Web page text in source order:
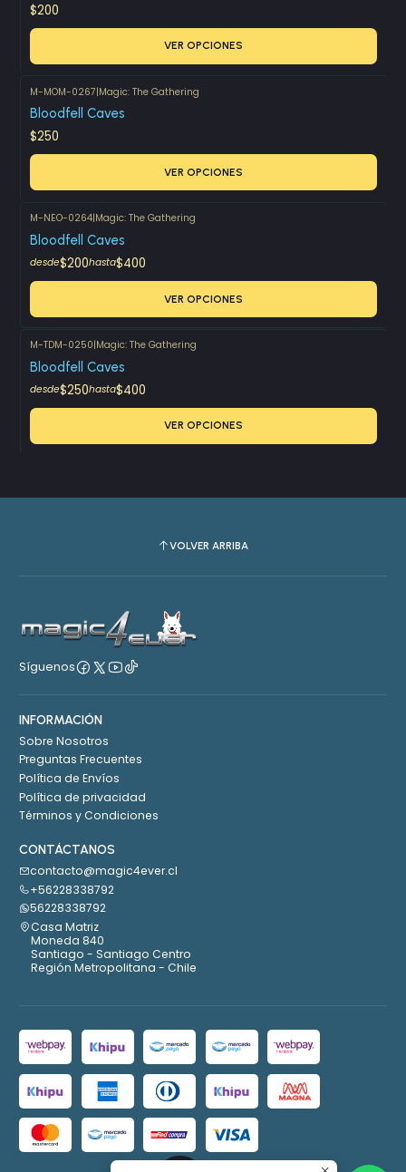
$200
VER OPCIONES
M-MOM-0267|Magic: The Gathering
Bloodfell Caves
$250
VER OPCIONES
M-NEO-0264|Magic: The Gathering
Bloodfell Caves
desde$200hasta$400
VER OPCIONES
M-TDM-0250|Magic: The Gathering
Bloodfell Caves
desde$250hasta$400
VER OPCIONES
VOLVER ARRIBA
Síguenos
INFORMACIÓN
Sobre Nosotros
Preguntas Frecuentes
Política de Envíos
Política de privacidad
Términos y Condiciones
CONTÁCTANOS
contacto@magic4ever.cl
+56228338792
56228338792
Casa Matriz
Moneda 840
Santiago - Santiago Centro
Región Metropolitana - Chile